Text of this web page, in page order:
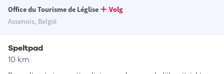
Office du Tourisme de Léglise
Volg
Assenois, België
Speltpad
10 km